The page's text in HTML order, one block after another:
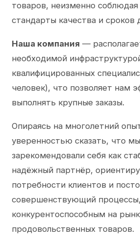
товаров, неизменно соблюдая
стандарты качества и сроков
Наша компания —
необходимой
квалифицированных
человек), что позволяет нам
выполнять крупные заказы.
Опираясь на многолетний
уверенностью сказать, что мы
зарекомендовали себя как
надёжный партнёр,
потребности клиентов и
совершенствующий процессы,
конкурентоспособным на
продовольственных товаров.